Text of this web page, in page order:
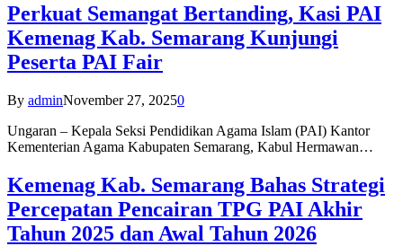
Perkuat Semangat Bertanding, Kasi PAI
Kemenag Kab. Semarang Kunjungi
Peserta PAI Fair
By adminNovember 27, 20250
Ungaran – Kepala Seksi Pendidikan Agama Islam (PAI) Kantor
Kementerian Agama Kabupaten Semarang, Kabul Hermawan…
Kemenag Kab. Semarang Bahas Strategi
Percepatan Pencairan TPG PAI Akhir
Tahun 2025 dan Awal Tahun 2026